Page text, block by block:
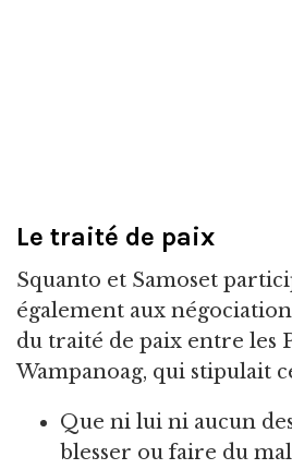
Le traité de paix
Squanto et Samoset
également aux
du traité de paix entre les
Wampanoag, qui stipulait
Que ni lui ni aucun
blesser ou faire du